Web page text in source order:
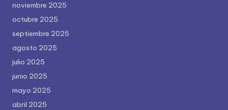
noviembre 2025
octubre 2025
septiembre 2025
agosto 2025
julio 2025
junio 2025
mayo 2025
abril 2025